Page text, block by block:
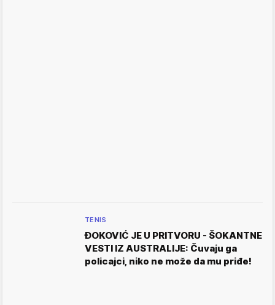
TENIS
ĐOKOVIĆ JE U PRITVORU - ŠOKANTNE
VESTI IZ AUSTRALIJE: Čuvaju ga
policajci, niko ne može da mu priđe!